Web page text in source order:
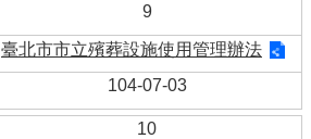
9
臺北市市立殯葬設施使用管理辦法
104-07-03
10